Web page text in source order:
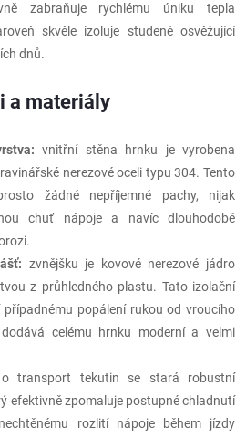
zabraňuje rychlému úniku tepla
skvěle izoluje studené osvěžující
dnů.
a materiály
vnitřní stěna hrnku je vyrobena
nerezové oceli typu 304. Tento
žádné nepříjemné pachy, nijak
chuť nápoje a navíc dlouhodobě
zvnějšku je kovové nerezové jádro
z průhledného plastu. Tato izolační
případnému popálení rukou od vroucího
celému hrnku moderní a velmi
o transport tekutin se stará robustní
efektivně zpomaluje postupné chladnutí
rozlití nápoje během jízdy